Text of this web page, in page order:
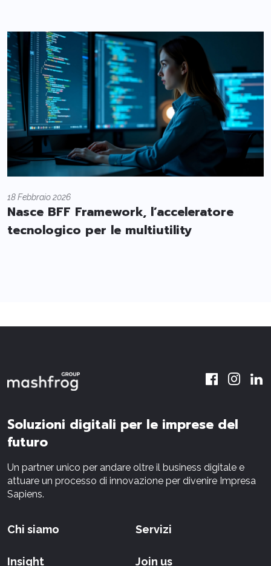
18 Febbraio 2026
Nasce BFF Framework, l’acceleratore
tecnologico per le multiutility
Soluzioni digitali per le imprese del
futuro
Un partner unico per andare oltre il business digitale e
attuare un processo di innovazione per divenire Impresa
Sapiens.
Chi siamo Servizi
Insight Join us